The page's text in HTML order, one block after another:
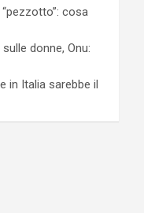
cosa
donne, Onu:
in Italia sarebbe il